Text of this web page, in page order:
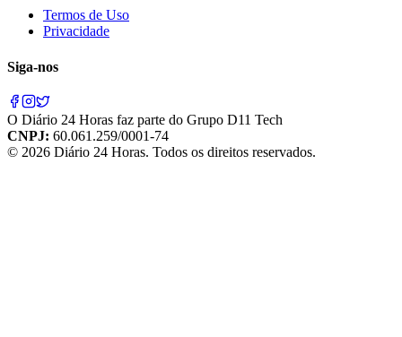
Termos de Uso
Privacidade
Siga-nos
O Diário 24 Horas faz parte do Grupo D11 Tech
CNPJ: 60.061.259/0001-74
© 2026 Diário 24 Horas. Todos os direitos reservados.